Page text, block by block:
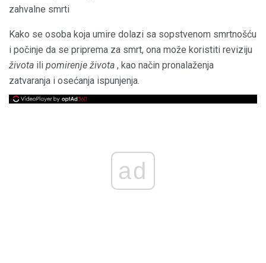
zahvalne smrti
Kako se osoba koja umire dolazi sa sopstvenom smrtnošću
i počinje da se priprema za smrt, ona može koristiti reviziju
života ili pomirenje života , kao način pronalaženja
zatvaranja i osećanja ispunjenja.
ad